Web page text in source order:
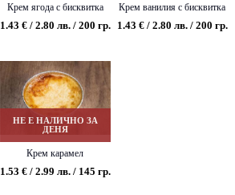
Крем ягода с бисквитка
1.43 € / 2.80 лв. / 200 гр.
Крем ванилия с бисквитка
1.43 € / 2.80 лв. / 200 гр.
НЕ Е НАЛИЧНО ЗА
ДЕНЯ
Крем карамел
1.53 € / 2.99 лв. / 145 гр.